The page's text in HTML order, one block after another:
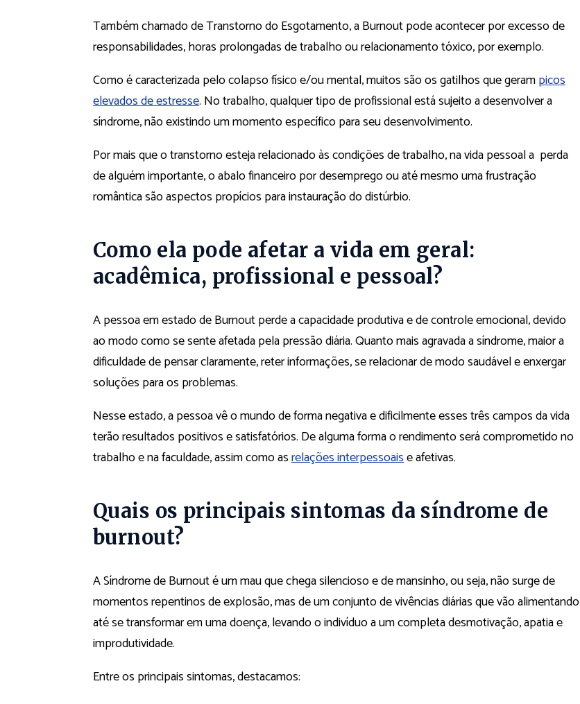
Também chamado de Transtorno do Esgotamento, a Burnout pode acontecer por excesso de
responsabilidades, horas prolongadas de trabalho ou relacionamento tóxico, por exemplo.
Como é caracterizada pelo colapso físico e/ou mental, muitos são os gatilhos que gerampicos
elevados de estresse. No trabalho, qualquer tipo de profissional está sujeito a desenvolver a
síndrome, não existindo um momento específico para seu desenvolvimento.
Por mais que o transtorno esteja relacionado às condições de trabalho, na vida pessoal a perda
de alguém importante, o abalo financeiro por desemprego ou até mesmo uma frustração
romântica são aspectos propícios para instauração do distúrbio.
Como ela pode afetar a vida em geral:
acadêmica, profissional e pessoal?
A pessoa em estado de Burnout perde a capacidade produtiva e de controle emocional, devido
ao modo como se sente afetada pela pressão diária. Quanto mais agravada a síndrome, maior a
dificuldade de pensar claramente, reter informações, se relacionar de modo saudável e enxergar
soluções para os problemas.
Nesse estado, a pessoa vê o mundo de forma negativa e dificilmente esses três campos da vida
terão resultados positivos e satisfatórios. De alguma forma o rendimento será comprometido no
trabalho e na faculdade, assim como asrelações interpessoaise afetivas.
Quais os principais sintomas da síndrome de
burnout?
A Síndrome de Burnout é um mau que chega silencioso e de mansinho, ou seja, não surge de
momentos repentinos de explosão, mas de um conjunto de vivências diárias que vão alimentando
até se transformar em uma doença, levando o indivíduo a um completa desmotivação, apatia e
improdutividade.
Entre os principais sintomas, destacamos: